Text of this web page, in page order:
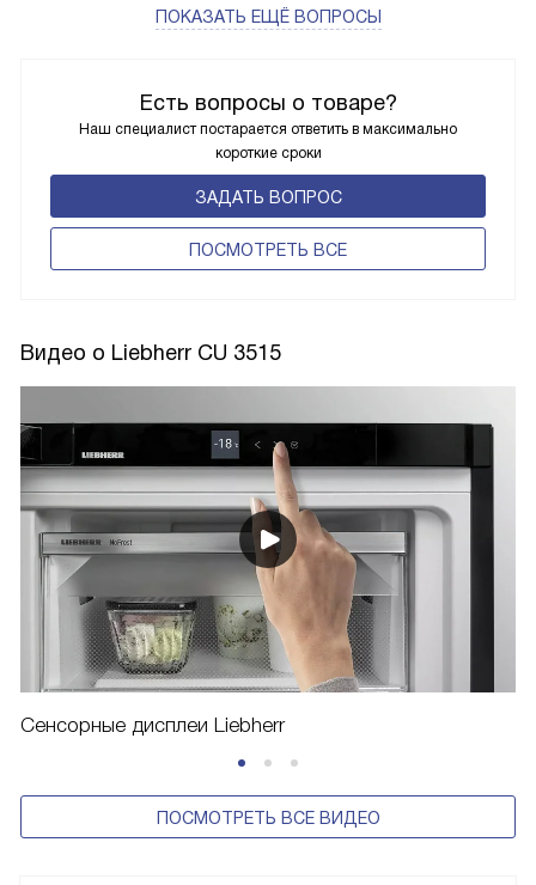
Есть вопросы о товаре?
Наш специалист постарается ответить в максимально
короткие сроки
ЗАДАТЬ ВОПРОС
ПОCМОТРЕТЬ ВСЕ
ПОКАЗАТЬ ЕЩЁ ВОПРОСЫ
Видео о Liebherr CU 3515
Сенсорные дисплеи Liebherr
ПОСМОТРЕТЬ ВСЕ ВИДЕО